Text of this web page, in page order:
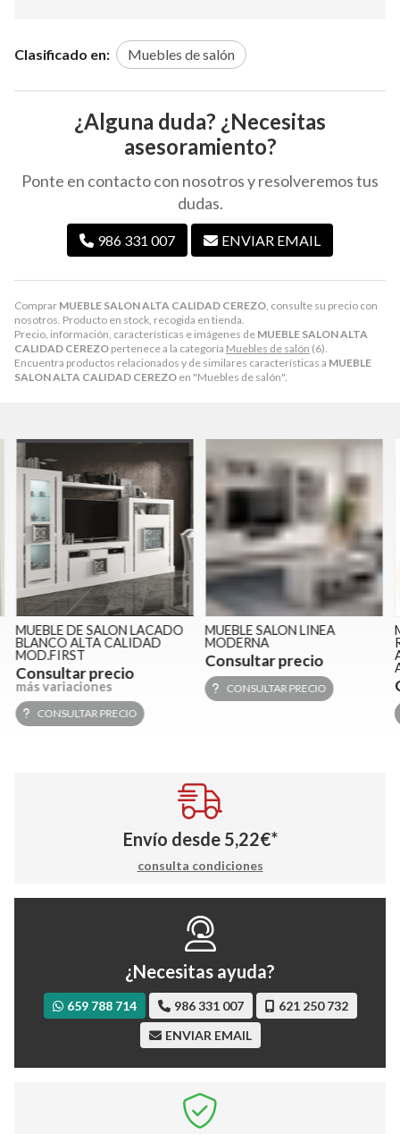
Comprar MUEBLE SALON ALTA CALIDAD CEREZO , consulte su precio con
nosotros. Producto en stock, recogida en tienda.
Precio, información, características e imágenes de MUEBLE SALON ALTA
CALIDAD CEREZO pertenece a la categoría Muebles de salón (6).
Encuentra productos relacionados y de similares características a MUEBLE
SALON ALTA CALIDAD CEREZO en "Muebles de salón".
Clasificado en: Muebles de salón
¿Alguna duda? ¿Necesitas
asesoramiento?
Ponte en contacto con nosotros y resolveremos tus
dudas.
986 331 007 ENVIAR EMAIL
MUEBLE DE SALON LACADO
BLANCO ALTA CALIDAD
MOD.FIRST
Consultar precio
más variaciones
CONSULTAR PRECIO
MUEBLE SALON LINEA
MODERNA
Consultar precio
CONSULTAR PRECIO
Envío desde 5,22€*
consulta condiciones
¿Necesitas ayuda?
659 788 714 986 331 007
621 250 732
ENVIAR EMAIL